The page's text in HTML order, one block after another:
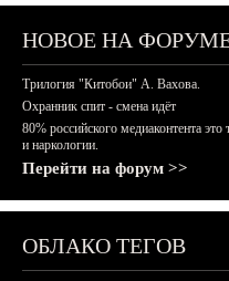
НОВОЕ НА
Трилогия "Китобои" А. Вахова.
Охранник спит - смена идёт
80% российского медиаконтента
и наркологии.
Перейти на форум >>
ОБЛАКО ТЕГОВ